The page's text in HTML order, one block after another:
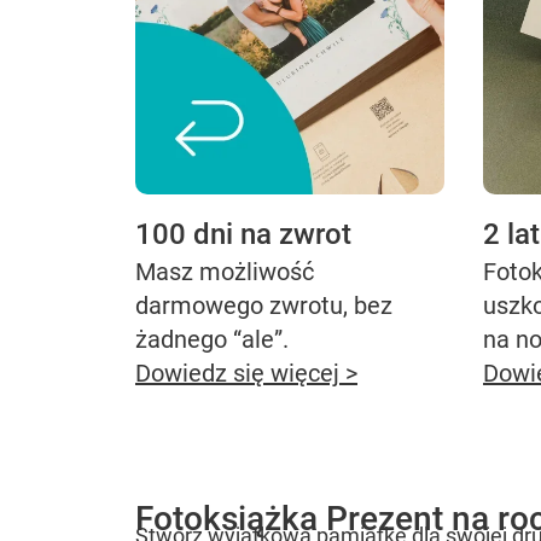
100 dni na zwrot
Masz możliwość
darmowego zwrotu, bez
żadnego “ale”.
Dowiedz się więcej >
2
na
Fotoksiążka Prezent na
Stwórz wyjątkową pamiątkę dla swojej